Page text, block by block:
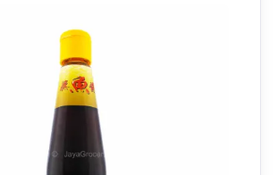
kilang, jadi anda boleh simpan